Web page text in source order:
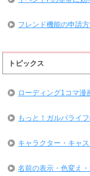
フレンド機能の申請
トピックス
ローディング1コマ漫
もっと！ガルパライ
キャラクター・キャ
名前の表示・色変え